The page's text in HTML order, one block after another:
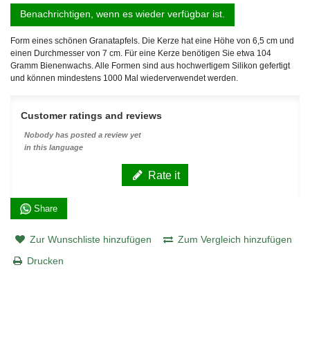
Benachrichtigen, wenn es wieder verfügbar ist.
Form eines schönen Granatapfels. Die Kerze hat eine Höhe von 6,5 cm und
einen Durchmesser von 7 cm. Für eine Kerze benötigen Sie etwa 104
Gramm Bienenwachs. Alle Formen sind aus hochwertigem Silikon gefertigt
und können mindestens 1000 Mal wiederverwendet werden.
Customer ratings and reviews
Nobody has posted a review yet
in this language
Rate it
Share
Zur Wunschliste hinzufügen
Zum Vergleich hinzufügen
Drucken